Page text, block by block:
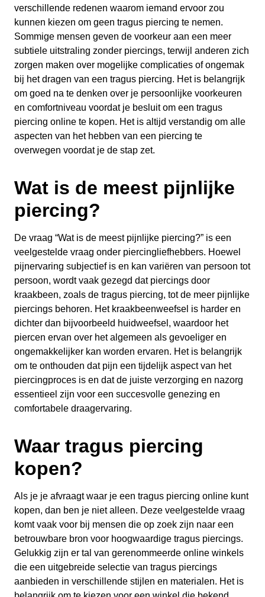
verschillende redenen waarom iemand ervoor zou
kunnen kiezen om geen tragus piercing te nemen.
Sommige mensen geven de voorkeur aan een meer
subtiele uitstraling zonder piercings, terwijl anderen zich
zorgen maken over mogelijke complicaties of ongemak
bij het dragen van een tragus piercing. Het is belangrijk
om goed na te denken over je persoonlijke voorkeuren
en comfortniveau voordat je besluit om een tragus
piercing online te kopen. Het is altijd verstandig om alle
aspecten van het hebben van een piercing te
overwegen voordat je de stap zet.
Wat is de meest pijnlijke
piercing?
De vraag “Wat is de meest pijnlijke piercing?” is een
veelgestelde vraag onder piercingliefhebbers. Hoewel
pijnervaring subjectief is en kan variëren van persoon tot
persoon, wordt vaak gezegd dat piercings door
kraakbeen, zoals de tragus piercing, tot de meer pijnlijke
piercings behoren. Het kraakbeenweefsel is harder en
dichter dan bijvoorbeeld huidweefsel, waardoor het
piercen ervan over het algemeen als gevoeliger en
ongemakkelijker kan worden ervaren. Het is belangrijk
om te onthouden dat pijn een tijdelijk aspect van het
piercingproces is en dat de juiste verzorging en nazorg
essentieel zijn voor een succesvolle genezing en
comfortabele draagervaring.
Waar tragus piercing
kopen?
Als je je afvraagt waar je een tragus piercing online kunt
kopen, dan ben je niet alleen. Deze veelgestelde vraag
komt vaak voor bij mensen die op zoek zijn naar een
betrouwbare bron voor hoogwaardige tragus piercings.
Gelukkig zijn er tal van gerenommeerde online winkels
die een uitgebreide selectie van tragus piercings
aanbieden in verschillende stijlen en materialen. Het is